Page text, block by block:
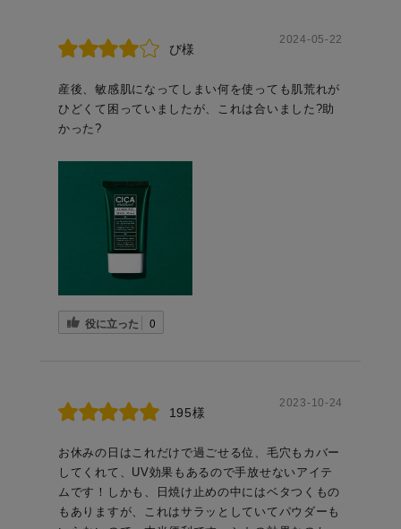
び様
2024-05-22
産後、敏感肌になってしまい何を使っても肌荒れが
ひどくて困っていましたが、これは合いました?助
かった?
役に立った 0
195様
2023-10-24
お休みの日はこれだけで過ごせる位、毛穴もカバー
してくれて、UV効果もあるので手放せないアイテ
ムです！しかも、日焼け止めの中にはベタつくもの
もありますが、これはサラッとしていてパウダーも